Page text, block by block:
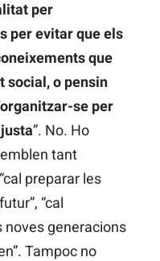
per
per evitar que els
que
social, o pensin
se per
”. No. Ho
tant
preparar les
“cal
noves generacions
Tampoc no